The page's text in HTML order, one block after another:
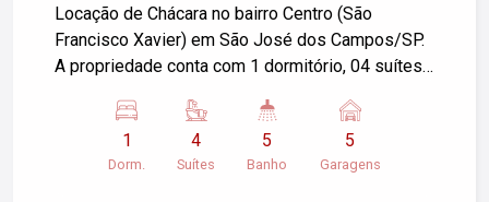
Campos/SP
Locação de Chácara no bairro Centro (São
Francisco Xavier) em São José dos Campos/SP.
A propriedade conta com 1 dormitório, 04 suítes
útil de 200,00 m² e um terreno de 4.000,00 m². O
imóvel dispõe ainda de piscina, pomar e área
gourmet. Ideal para quem busca tranquilidade e
1
Dorm.
4
Suítes
5
Banho
5
Garagens